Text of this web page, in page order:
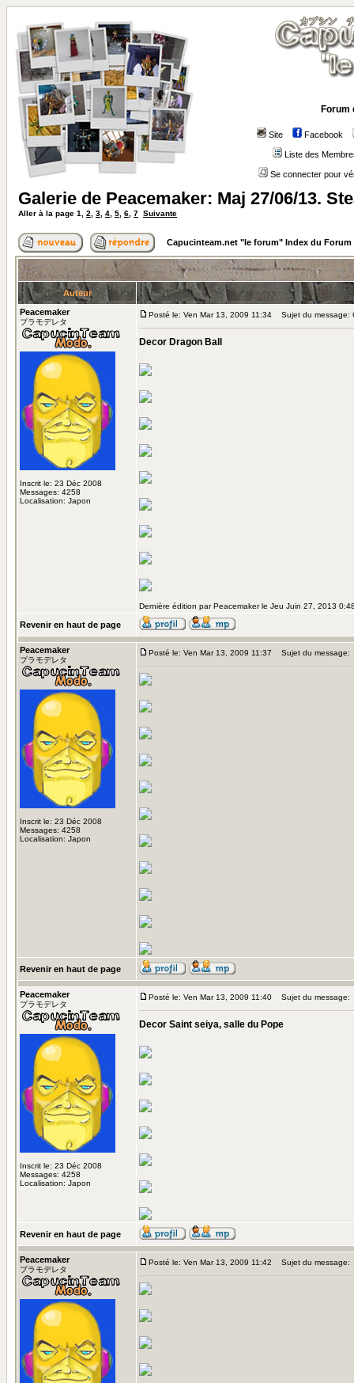
Forum
Site Facebook
Liste des
Se connecter pour
Galerie de Peacemaker: Maj 27/06/13.
Aller à la page 1 2 3 4 5 6 7 Suivante
Capucinteam.net "le forum" Index du Forum
Auteur
Peacemaker
プラモデレタ
Inscrit le: 23 Déc 2008
Messages: 4258
Localisation: Japon
Posté le: Ven Mar 13, 2009 11:34 Sujet du message:
Decor Dragon Ball
Dernière édition par Peacemaker le Jeu Juin 27, 2013
Revenir en haut de page
Peacemaker
プラモデレタ
Inscrit le: 23 Déc 2008
Messages: 4258
Localisation: Japon
Posté le: Ven Mar 13, 2009 11:37 Sujet du message:
Revenir en haut de page
Peacemaker
プラモデレタ
Inscrit le: 23 Déc 2008
Messages: 4258
Localisation: Japon
Posté le: Ven Mar 13, 2009 11:40 Sujet du message:
Decor Saint seiya, salle du Pope
Revenir en haut de page
Peacemaker
プラモデレタ
Posté le: Ven Mar 13, 2009 11:42 Sujet du message: